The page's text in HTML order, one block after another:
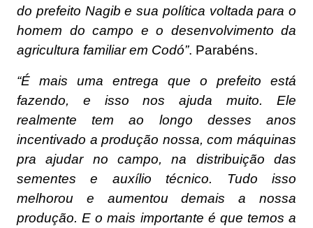
do prefeito Nagib e sua política voltada para o
homem do campo e o desenvolvimento da
agricultura familiar em Codó”. Parabéns.
“É mais uma entrega que o prefeito está
fazendo, e isso nos ajuda muito. Ele
realmente tem ao longo desses anos
incentivado a produção nossa, com máquinas
pra ajudar no campo, na distribuição das
sementes e auxílio técnico. Tudo isso
melhorou e aumentou demais a nossa
produção. E o mais importante é que temos a